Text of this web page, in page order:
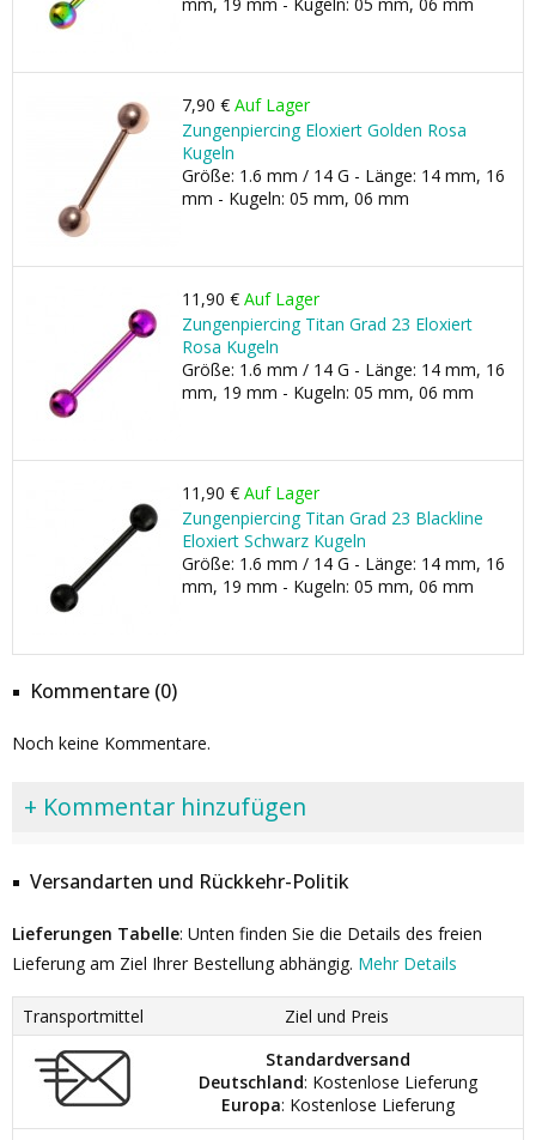
7,90 € Auf Lager
Zungenpiercing Eloxiert Golden Rosa
Kugeln
Größe: 1.6 mm / 14 G - Länge: 14 mm, 16
mm - Kugeln: 05 mm, 06 mm
11,90 € Auf Lager
Zungenpiercing Titan Grad 23 Eloxiert
Rosa Kugeln
Größe: 1.6 mm / 14 G - Länge: 14 mm, 16
mm, 19 mm - Kugeln: 05 mm, 06 mm
11,90 € Auf Lager
Zungenpiercing Titan Grad 23 Blackline
Eloxiert Schwarz Kugeln
Größe: 1.6 mm / 14 G - Länge: 14 mm, 16
mm, 19 mm - Kugeln: 05 mm, 06 mm
Kommentare (0)
Noch keine Kommentare.
+ Kommentar hinzufügen
Versandarten und Rückkehr-Politik
Lieferungen Tabelle: Unten finden Sie die Details des freien
Lieferung am Ziel Ihrer Bestellung abhängig. Mehr Details
Transportmittel
Ziel und Preis
Standardversand
Deutschland: Kostenlose Lieferung
Europa: Kostenlose Lieferung